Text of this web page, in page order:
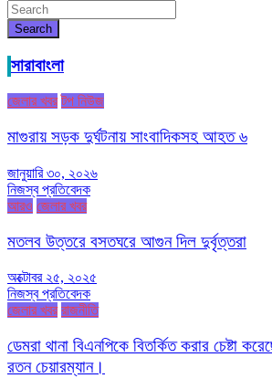
Search
সারাবাংলা
জেলার খবর টপ নিউজ
মাগুরায় সড়ক দুর্ঘটনায় সাংবাদিকসহ আহত ৬
জানুয়ারি ৩০, ২০২৬
নিজস্ব প্রতিবেদক
আরও জেলার খবর
মতলব উত্তরে বসতঘরে আগুন দিল দুর্বৃত্তরা
অক্টোবর ২৫, ২০২৫
নিজস্ব প্রতিবেদক
জেলার খবর রাজনীতি
ডেমরা থানা বিএনপিকে বিতর্কিত করার চেষ্টা
রতন চেয়ারম্যান।